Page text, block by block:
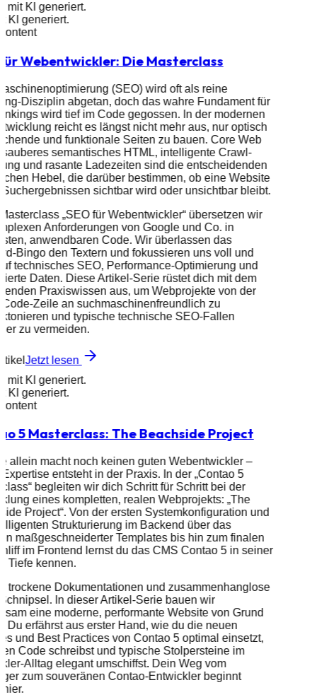
mit KI generiert.
KI generiert.
Webentwickler: Die Masterclass
(SEO) wird oft als reine
Disziplin abgetan, doch das wahre Fundament für
wird tief im Code gegossen. In der modernen
reicht es längst nicht mehr aus, nur optisch
und funktionale Seiten zu bauen. Core Web
semantisches HTML, intelligente Crawl-
und rasante Ladezeiten sind die entscheidenden
Hebel, die darüber bestimmen, ob eine Website
sichtbar wird oder unsichtbar bleibt.
„SEO für Webentwickler“ übersetzen wir
Anforderungen von Google und Co. in
anwendbaren Code. Wir überlassen das
Bingo den Textern und fokussieren uns voll und
technisches SEO, Performance-Optimierung und
Daten. Diese Artikel-Serie rüstet dich mit dem
Praxiswissen aus, um Webprojekte von der
Code-Zeile an suchmaschinenfreundlich zu
und typische technische SEO-Fallen
zu vermeiden.
Jetzt lesen
mit KI generiert.
KI generiert.
5 Masterclass: The Beachside Project
allein macht noch keinen guten Webentwickler –
entsteht in der Praxis. In der „Contao 5
begleiten wir dich Schritt für Schritt bei der
eines kompletten, realen Webprojekts: „The
Project“. Von der ersten Systemkonfiguration und
Strukturierung im Backend über das
maßgeschneiderter Templates bis hin zum finalen
im Frontend lernst du das CMS Contao 5 in seiner
Tiefe kennen.
trockene Dokumentationen und zusammenhanglose
In dieser Artikel-Serie bauen wir
eine moderne, performante Website von Grund
Du erfährst aus erster Hand, wie du die neuen
und Best Practices von Contao 5 optimal einsetzt,
Code schreibst und typische Stolpersteine im
Alltag elegant umschiffst. Dein Weg vom
zum souveränen Contao-Entwickler beginnt